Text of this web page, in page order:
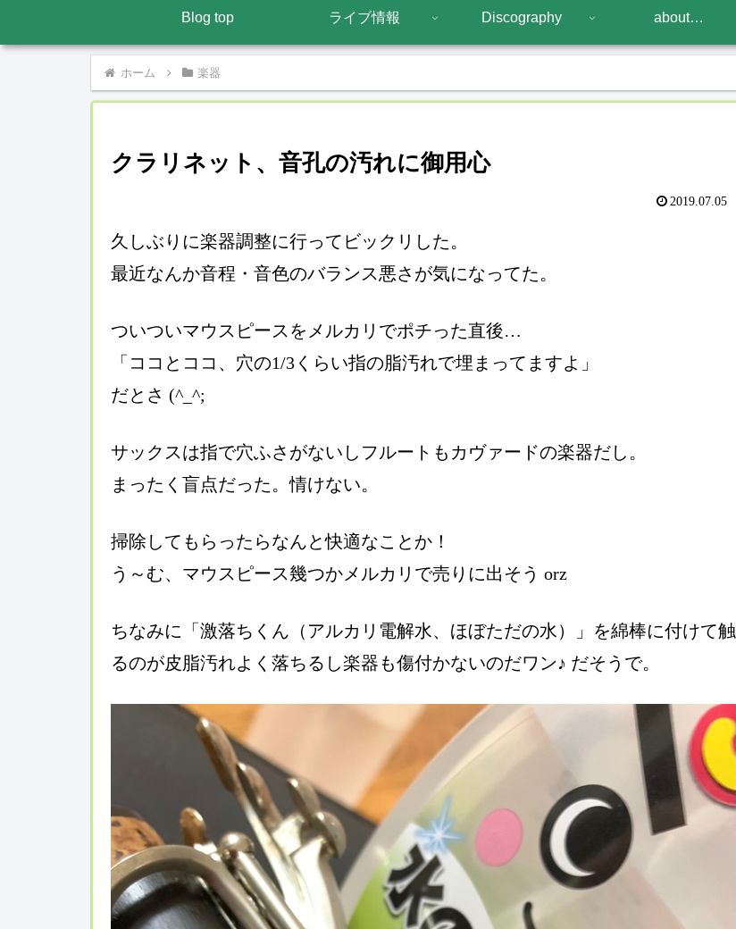
Blog top ライブ情報 Discography about…
ホーム 楽器
クラリネット、音孔の汚れに御用心
2019.07.05
久しぶりに楽器調整に行ってビックリした。
最近なんか音程・音色のバランス悪さが気になってた。
ついついマウスピースをメルカリでポチった直後…
「ココとココ、穴の1/3くらい指の脂汚れで埋まってますよ」
だとさ (^_^;
サックスは指で穴ふさがないしフルートもカヴァードの楽器だし。
まったく盲点だった。情けない。
掃除してもらったらなんと快適なことか！
う～む、マウスピース幾つかメルカリで売りに出そう orz
ちなみに「激落ちくん（アルカリ電解水、ほぼただの水）」を綿棒に付けて触
るのが皮脂汚れよく落ちるし楽器も傷付かないのだワン♪ だそうで。